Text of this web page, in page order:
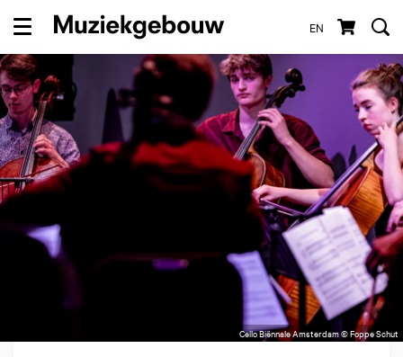
EN
Menu
Cello Biënnale Amsterdam © Foppe Schut